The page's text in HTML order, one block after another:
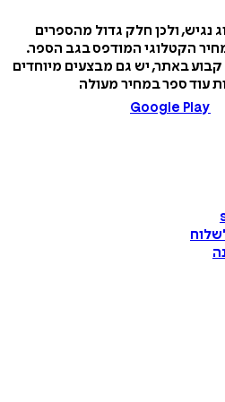
נגיש, ולכן חלק גדול מהספרים
הקטלוגי המודפס בגב הספר.
באתר, יש גם מבצעים מיוחדים
עוד ספר במחיר מעולה
Google Play